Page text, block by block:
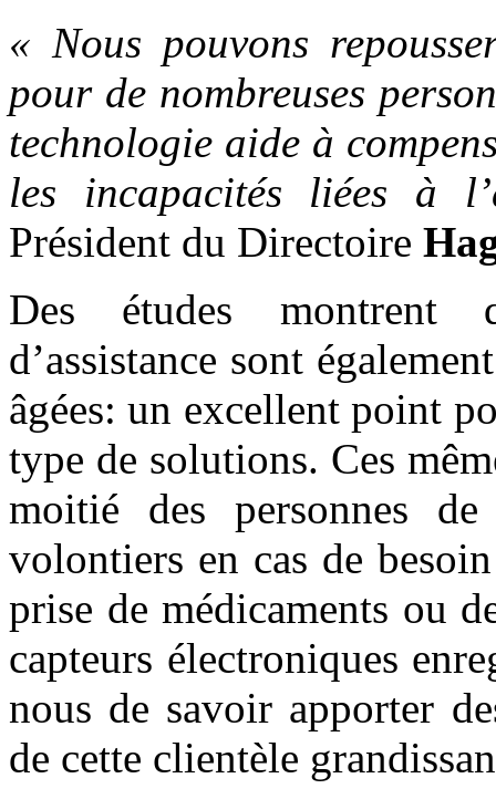
« Nous pouvons
pour de nombreuses
technologie aide à
les incapacités liées à
Président du Directoire
Des études montrent
d’assistance sont
âgées: un excellent point
type de solutions. Ces
moitié des personnes
volontiers en cas de
prise de médicaments ou
capteurs électroniques
nous de savoir apporter
de cette clientèle